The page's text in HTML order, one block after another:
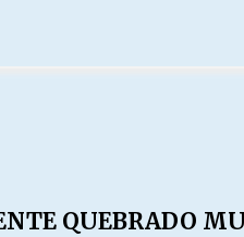
QUEBRADO